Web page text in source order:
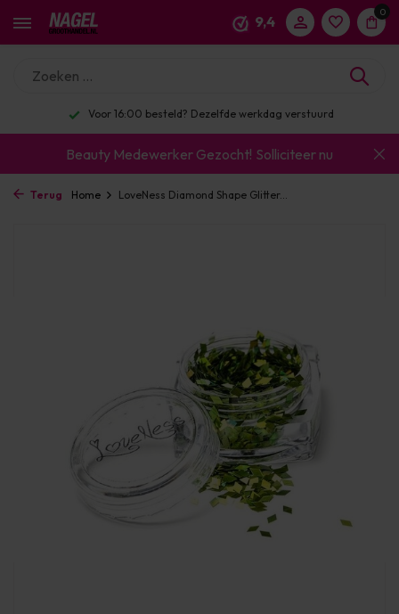
9,4
0
Voor 16:00 besteld? Dezelfde werkdag verstuurd
Beauty Medewerker Gezocht! Solliciteer nu
Terug Home LoveNess Diamond Shape Glitter...